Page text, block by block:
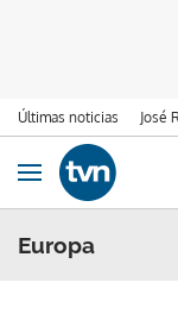
Últimas noticias José
Ir al contenido
Obrir navegació
Europa